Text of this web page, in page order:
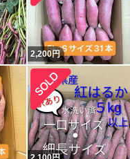
2,200円